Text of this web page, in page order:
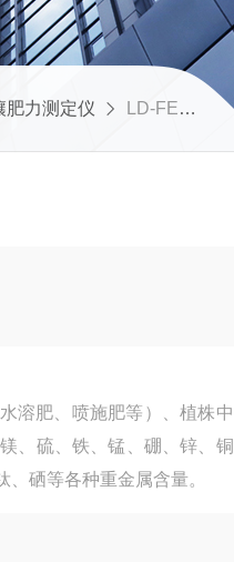
肥力测定仪 LD-FE高精度肥料养分检测仪
溶肥、喷施肥等）、植株
、硫、铁、锰、硼、锌、
硒等各种重金属含量。